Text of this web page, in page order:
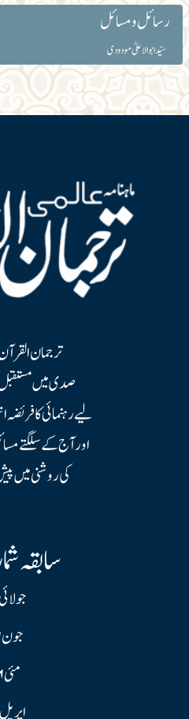
رسائل و مسائل
سیّد ابوالاعلیٰ مودودی
ترجمان
صدی میں مستقبل
لیے رہنمائی کا
اور آج کے سلگتے
کی روشنی میں
سابقہ
جولائی ۲۰۲۶
جون ۲۰۲۶
مئی ۲۰۲۶
اپریل ۲۰۲۶